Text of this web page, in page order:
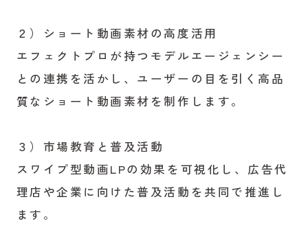
２）ショート動画素材の高度活用
エフェクトプロが持つモデルエージェンシー
との連携を活かし、ユーザーの目を引く高品
質なショート動画素材を制作します。
３）市場教育と普及活動
スワイプ型動画LPの効果を可視化し、広告代
理店や企業に向けた普及活動を共同で推進し
ます。